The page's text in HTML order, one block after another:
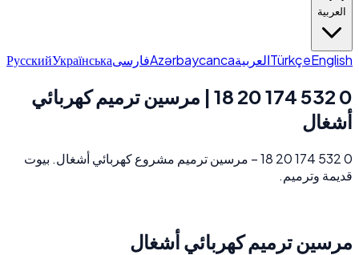
العربية
TürkçeEnglish العربيةAzərbaycancaفارسی РусскийУкраїнська
0 532 174 20 18 | مرسين ترميم كهربائي
أشغال
0 532 174 20 18 – مرسين ترميم مشروع كهربائي أشغال. بيوت
قديمة وترميم.
مرسين ترميم كهربائي أشغال